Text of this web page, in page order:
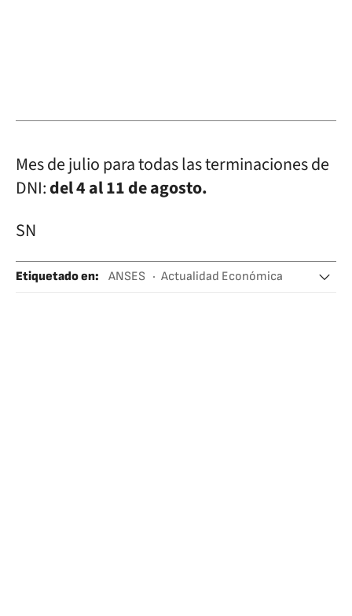
Mes de julio para todas las terminaciones de
DNI:del 4 al 11 de agosto.
SN
Etiquetado en: ANSES
Actualidad Económica